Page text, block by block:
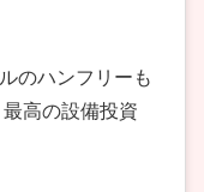
のハンフリーも
高の設備投資